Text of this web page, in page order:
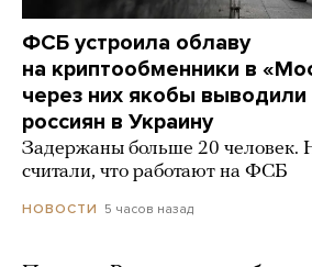
ФСБ устроила облаву
на криптообменники в
через них якобы выводили
россиян в Украину
Задержаны больше 20 человек.
считали, что работают на ФСБ
НОВОСТИ 5 часов назад